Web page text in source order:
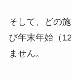
そして、どの
び年末年始（
ません。